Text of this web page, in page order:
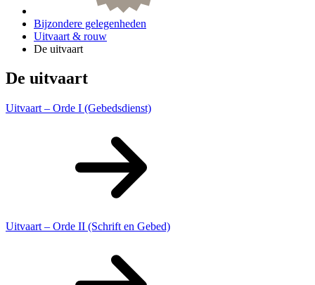
Bijzondere gelegenheden
Uitvaart & rouw
De uitvaart
De uitvaart
Uitvaart – Orde I (Gebedsdienst)
Uitvaart – Orde II (Schrift en Gebed)